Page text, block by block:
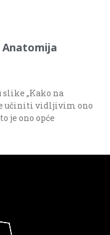
Anatomija
„Kako na
učiniti vidljivim ono
je ono opće